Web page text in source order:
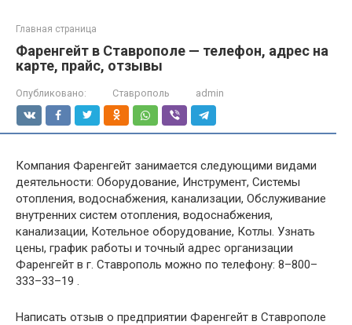
Главная страница
Фаренгейт в Ставрополе — телефон, адрес на
карте, прайс, отзывы
Опубликовано: Ставрополь admin
Компания Фаренгейт занимается следующими видами
деятельности: Оборудование, Инструмент, Системы
отопления, водоснабжения, канализации, Обслуживание
внутренних систем отопления, водоснабжения,
канализации, Котельное оборудование, Котлы. Узнать
цены, график работы и точный адрес организации
Фаренгейт в г. Ставрополь можно по телефону: 8–800–
333–33–19 .
Написать отзыв о предприятии Фаренгейт в Ставрополе